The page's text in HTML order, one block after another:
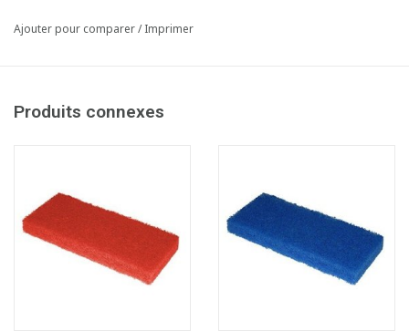
- Noir: tampon à récurer dur.
Ajouter pour comparer/Imprimer
Produits connexes